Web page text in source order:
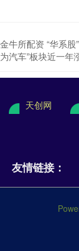
金牛所配资 “华系
为汽车”板块近一年
天创网
友情链接：